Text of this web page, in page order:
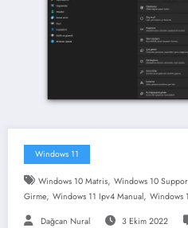
Windows 11
Windows 10 Matris, Windows 10
Girme, Windows 11 Ipv4 Manual, Windows
Dağcan Nural 3 Ekim 2022